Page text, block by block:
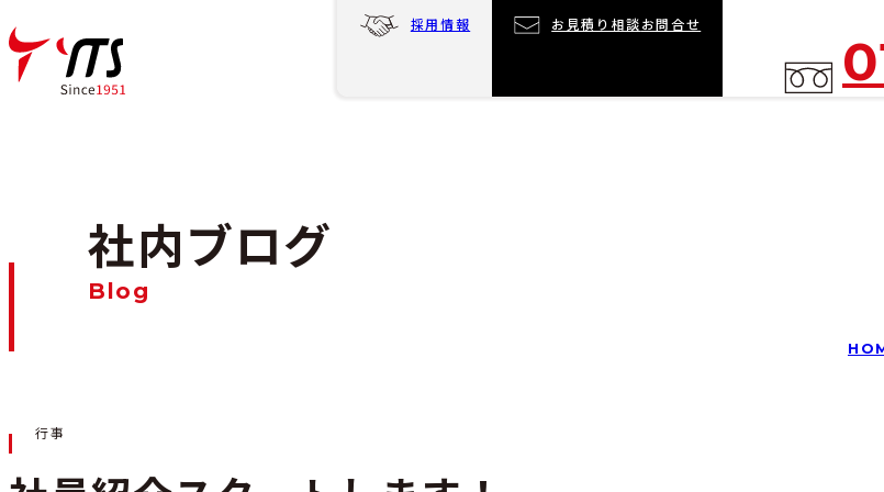
採用情報 お見積り相談お問合せ
社内ブログ
Blog
行事